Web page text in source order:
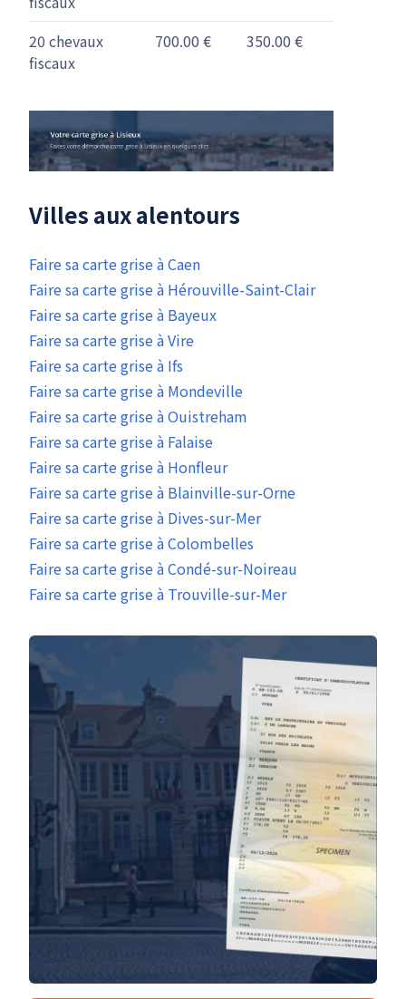
20 chevaux
fiscaux
700.00 € 350.00 €
Villes aux alentours
Faire sa carte grise à Caen
Faire sa carte grise à Hérouville-Saint-Clair
Faire sa carte grise à Bayeux
Faire sa carte grise à Vire
Faire sa carte grise à Ifs
Faire sa carte grise à Mondeville
Faire sa carte grise à Ouistreham
Faire sa carte grise à Falaise
Faire sa carte grise à Honfleur
Faire sa carte grise à Blainville-sur-Orne
Faire sa carte grise à Dives-sur-Mer
Faire sa carte grise à Colombelles
Faire sa carte grise à Condé-sur-Noireau
Faire sa carte grise à Trouville-sur-Mer